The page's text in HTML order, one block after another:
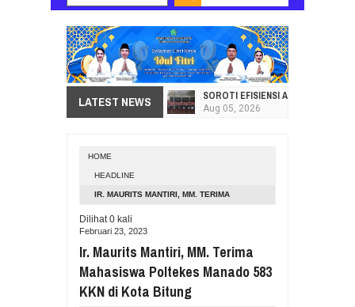
LATEST NEWS SOROTI EFISIENSI APBD, DPRD
Aug 05, 2026
GUBERNUR YULIUS BAWAKAN
Aug 05, 2026
HOME
HEADLINE
IR. MAURITS MANTIRI, MM. TERIMA
DI KOTA BITUNG
Dilihat0 kali
Februari 23, 2023
Ir. Maurits Mantiri, MM. Terima
Mahasiswa Poltekes Manado 583
KKN di Kota Bitung